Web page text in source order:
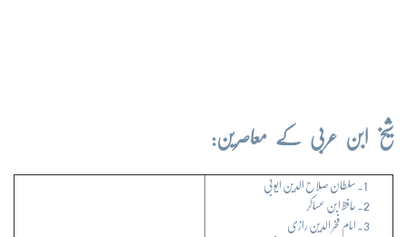
شیخ ابن عربی کے معاصرین:
سلطان صلاح الدین ایوبی
حافظ ابن عساکر
امام فخر الدین رازی